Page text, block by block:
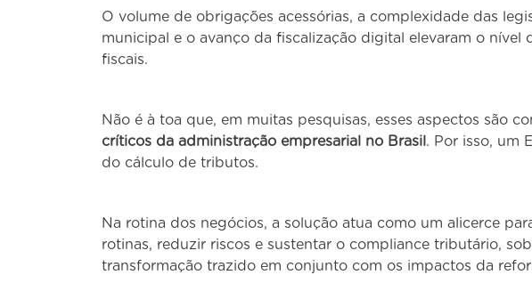
O volume de obrigações acessórias, a complexidade das
municipal e o avanço da fiscalização digital elevaram o nível
fiscais.
Não é à toa que, em muitas pesquisas, esses aspectos são
críticos da administração empresarial no Brasil . Por isso, um
do cálculo de tributos.
Na rotina dos negócios, a solução atua como um alicerce
rotinas, reduzir riscos e sustentar o compliance tributário,
transformação trazido em conjunto com os impactos da